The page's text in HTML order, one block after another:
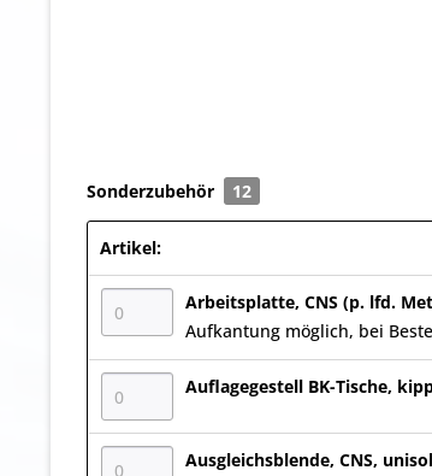
Sonderzubehör 12
Artikel:
Arbeitsplatte, CNS (p. lfd.
Aufkantung möglich, bei
Auflagegestell BK-Tische,
Ausgleichsblende, CNS,